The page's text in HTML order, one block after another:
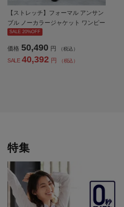
【ストレッチ】フォーマル アンサン
ブル ノーカラージャケット ワンピー
ス YUMI KATSURA En Form 通年 礼
SALE 20%OFF
価格 50,490 円 （税込）
SALE 40,392 円 （税込）
特集